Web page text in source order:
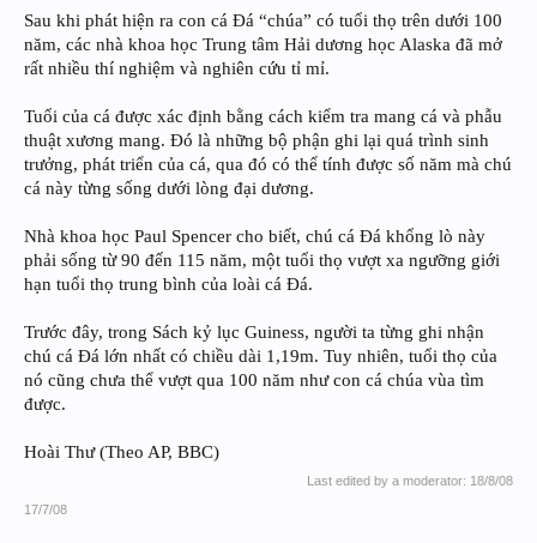
Sau khi phát hiện ra con cá Đá “chúa” có tuổi thọ trên dưới 100
năm, các nhà khoa học Trung tâm Hải dương học Alaska đã mở
rất nhiều thí nghiệm và nghiên cứu tỉ mỉ.
Tuổi của cá được xác định bằng cách kiểm tra mang cá và phẫu
thuật xương mang. Đó là những bộ phận ghi lại quá trình sinh
trưởng, phát triển của cá, qua đó có thể tính được số năm mà chú
cá này từng sống dưới lòng đại dương.
Nhà khoa học Paul Spencer cho biết, chú cá Đá khổng lò này
phải sống từ 90 đến 115 năm, một tuổi thọ vượt xa ngưỡng giới
hạn tuổi thọ trung bình của loài cá Đá.
Trước đây, trong Sách kỷ lục Guiness, người ta từng ghi nhận
chú cá Đá lớn nhất có chiều dài 1,19m. Tuy nhiên, tuổi thọ của
nó cũng chưa thể vượt qua 100 năm như con cá chúa vùa tìm
được.
Hoài Thư (Theo AP, BBC)
Last edited by a moderator: 18/8/08
17/7/08